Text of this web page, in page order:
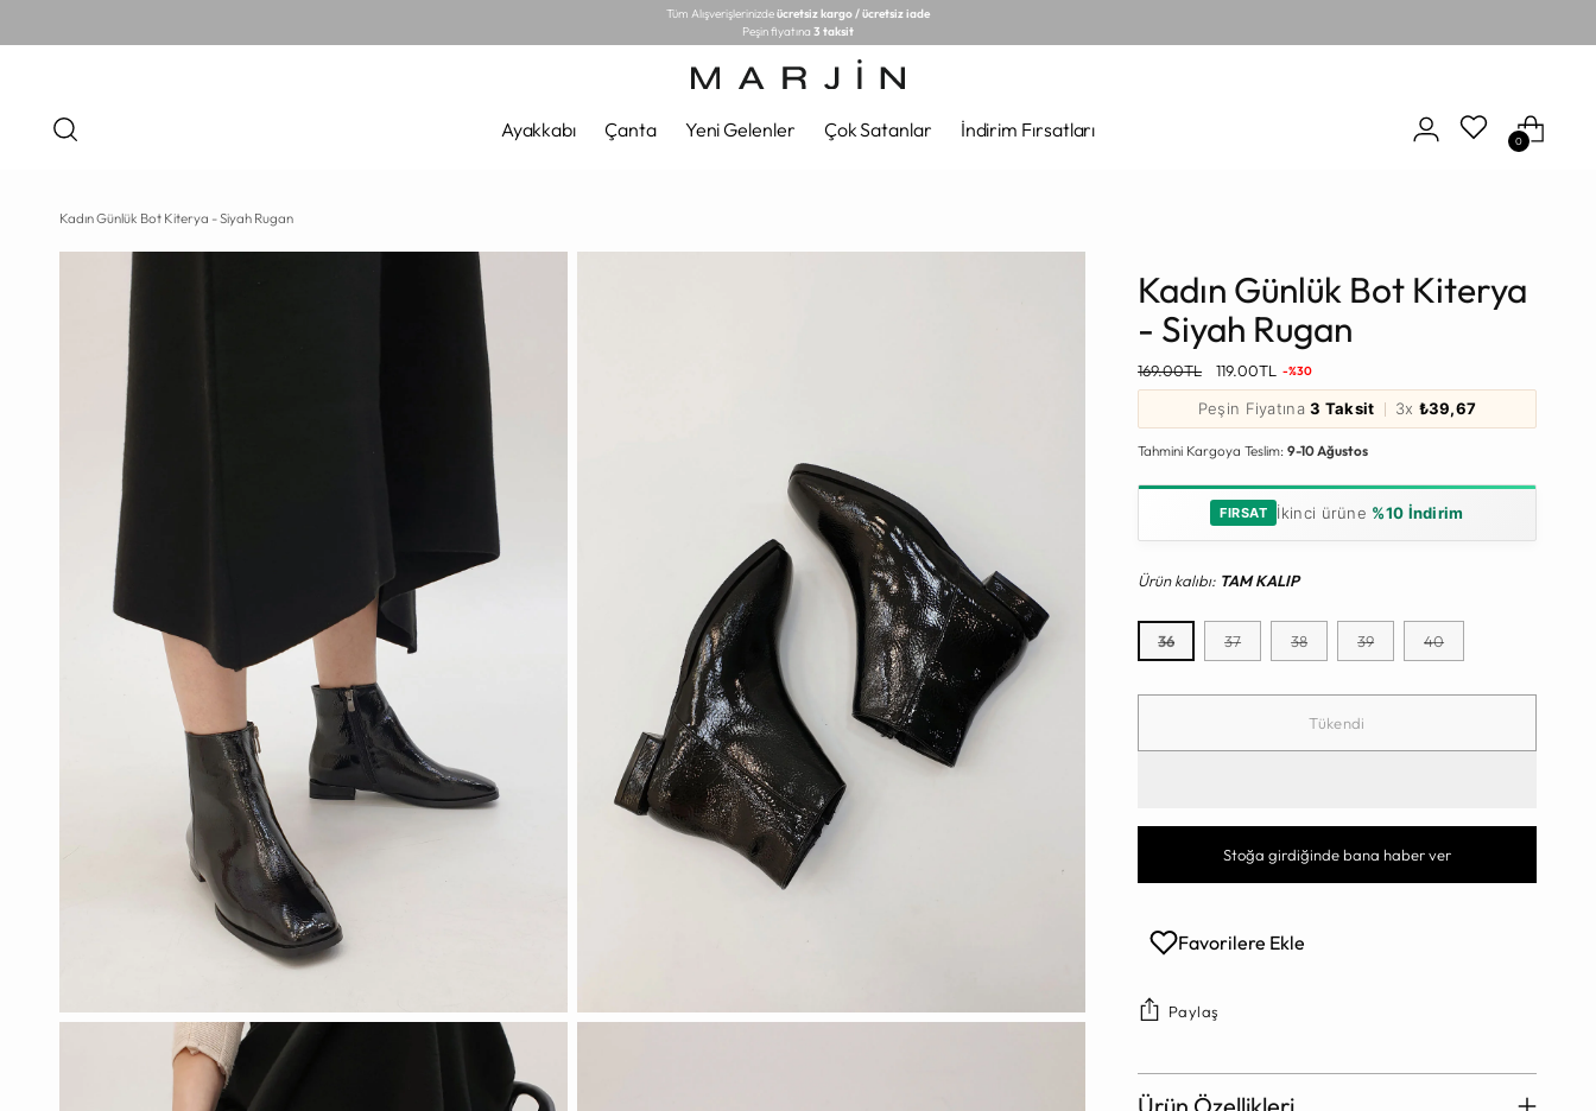
Tüm Alışverişlerinizdeücretsiz kargo / ücretsiz iade
Peşin fiyatına 3 taksit
Ayakkabı Çanta Yeni Gelenler Çok Satanlar İndirim Fırsatları 0
Kadın Günlük Bot Kiterya - Siyah Rugan
Kadın Günlük Bot Kiterya
- Siyah Rugan
Normal
Fiyat
169.00TL 119.00TL -%30
Peşin Fiyatına3 Taksit 3x ₺39,67
Tahmini Kargoya Teslim:9-10 Ağustos
FIRSAT İkinci ürüne %10 İndirim
Ürün kalıbı: TAM KALIP
36 37 38 39 40
Tükendi
Stoğa girdiğinde bana haber ver
Favorilere Ekle
Paylaş